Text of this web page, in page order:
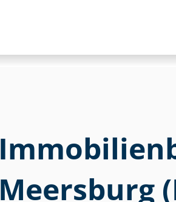
Meersburg